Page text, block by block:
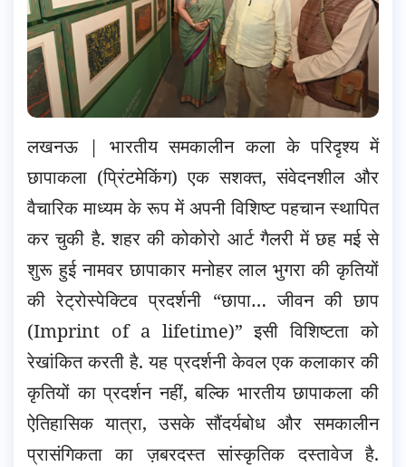
लखनऊ | भारतीय समकालीन कला के परिदृश्य में
छापाकला (प्रिंटमेकिंग) एक सशक्त, संवेदनशील और
वैचारिक माध्यम के रूप में अपनी विशिष्ट पहचान स्थापित
कर चुकी है. शहर की कोकोरो आर्ट गैलरी में छह मई से
शुरू हुई नामवर छापाकार मनोहर लाल भुगरा की कृतियों
की रेट्रोस्पेक्टिव प्रदर्शनी “छापा… जीवन की छाप
(Imprint of a lifetime)” इसी विशिष्टता को
रेखांकित करती है. यह प्रदर्शनी केवल एक कलाकार की
कृतियों का प्रदर्शन नहीं, बल्कि भारतीय छापाकला की
ऐतिहासिक यात्रा, उसके सौंदर्यबोध और समकालीन
प्रासंगिकता का ज़बरदस्त सांस्कृतिक दस्तावेज है.